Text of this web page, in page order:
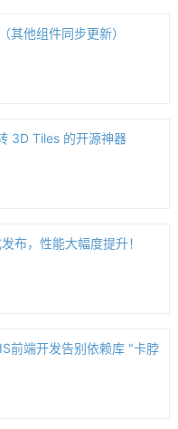
其他组件同步更新）
3D Tiles 的开源神器
布，性能大幅度提升！
前端开发告别依赖库 "卡脖